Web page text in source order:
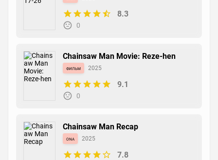
8.3
0
Chainsaw Man Movie: Reze-hen
фильм 2025
9.1
0
Chainsaw Man Recap
ona 2025
7.8